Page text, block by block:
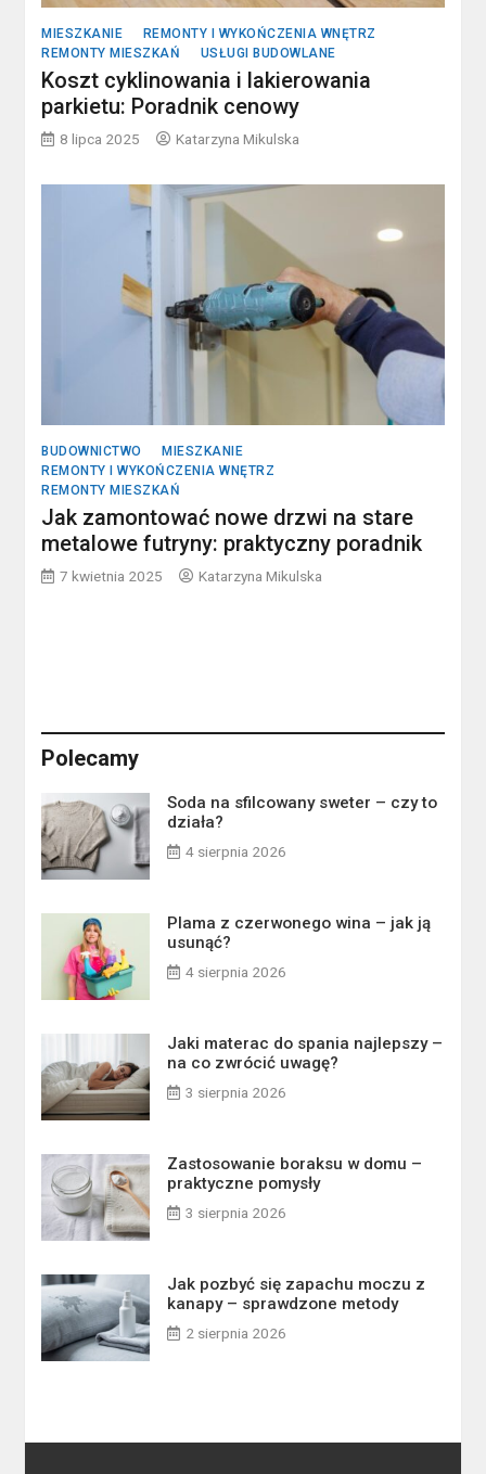
MIESZKANIE
REMONTY I WYKOŃCZENIA WNĘTRZ
REMONTY MIESZKAŃ
USŁUGI BUDOWLANE
Koszt cyklinowania i lakierowania
parkietu: Poradnik cenowy
8 lipca 2025 Katarzyna Mikulska
BUDOWNICTWO
MIESZKANIE
REMONTY I WYKOŃCZENIA WNĘTRZ
REMONTY MIESZKAŃ
Jak zamontować nowe drzwi na stare
metalowe futryny: praktyczny poradnik
7 kwietnia 2025 Katarzyna Mikulska
Polecamy
Soda na sfilcowany sweter – czy to
działa?
4 sierpnia 2026
Plama z czerwonego wina – jak ją
usunąć?
4 sierpnia 2026
Jaki materac do spania najlepszy –
na co zwrócić uwagę?
3 sierpnia 2026
Zastosowanie boraksu w domu –
praktyczne pomysły
3 sierpnia 2026
Jak pozbyć się zapachu moczu z
kanapy – sprawdzone metody
2 sierpnia 2026